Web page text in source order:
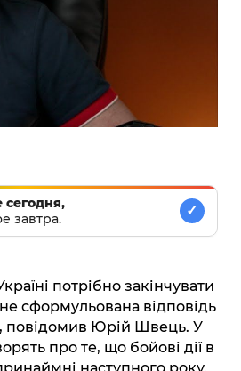
сегодня,
завтра.
✓
потрібно закінчувати
сформульована відповідь
повідомив Юрій Швець. У
про те, що бойові дії в
наступного року.